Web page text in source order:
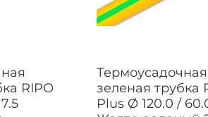
RIPO
зеленая трубка
Plus Ø 120.0 /